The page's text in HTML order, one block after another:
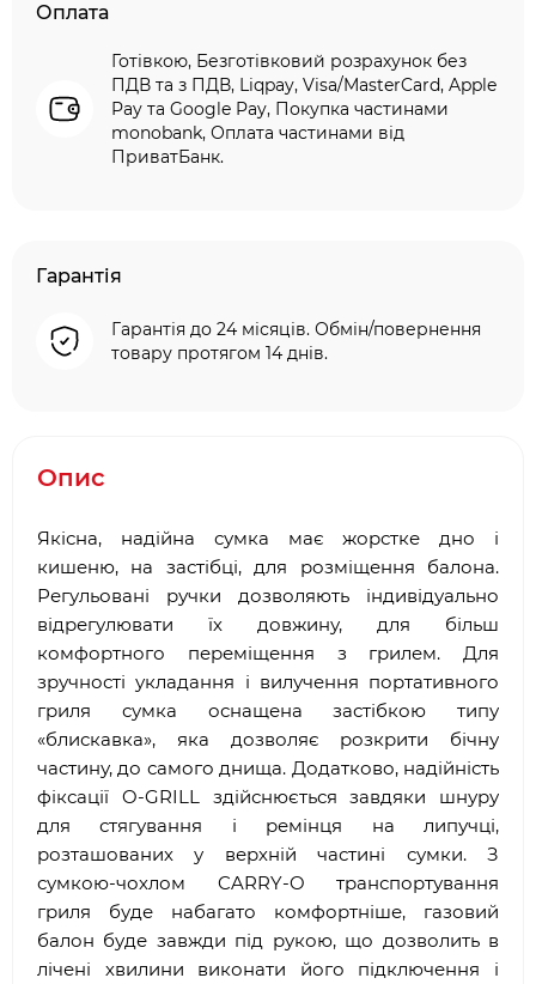
Оплата
Готівкою, Безготівковий розрахунок без
ПДВ та з ПДВ, Liqpay, Visa/MasterCard, Apple
Pay та Google Pay, Покупка частинами
monobank, Оплата частинами від
ПриватБанк.
Гарантія
Гарантія до 24 місяців. Обмін/повернення
товару протягом 14 днів.
Опис
Якісна, надійна сумка має жорстке дно і
кишеню, на застібці, для розміщення балона.
Регульовані ручки дозволяють індивідуально
відрегулювати їх довжину, для більш
комфортного переміщення з грилем. Для
зручності укладання і вилучення портативного
гриля сумка оснащена застібкою типу
«блискавка», яка дозволяє розкрити бічну
частину, до самого днища. Додатково, надійність
фіксації O-GRILL здійснюється завдяки шнуру
для стягування і ремінця на липучці,
розташованих у верхній частині сумки. З
сумкою-чохлом CARRY-O транспортування
гриля буде набагато комфортніше, газовий
балон буде завжди під рукою, що дозволить в
лічені хвилини виконати його підключення і